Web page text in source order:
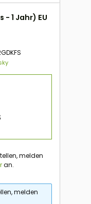
- 1 Jahr) EU
melden
an.
melden